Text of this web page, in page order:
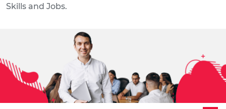
Skills and Jobs.